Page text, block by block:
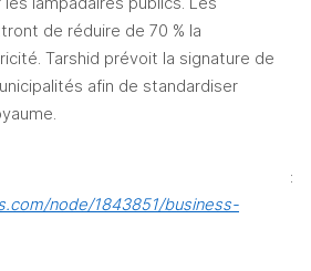
de réduire de 70 % la
Tarshid prévoit la signature de
afin de standardiser
node/1843851/business-